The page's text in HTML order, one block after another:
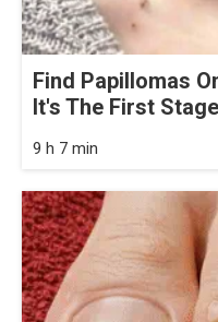
Find Papillomas
It's The First
9 h 7 min